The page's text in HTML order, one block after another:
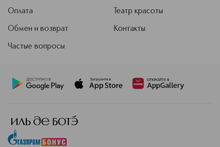
Оплата
Обмен и возврат
Частые вопросы
Театр красоты
Контакты